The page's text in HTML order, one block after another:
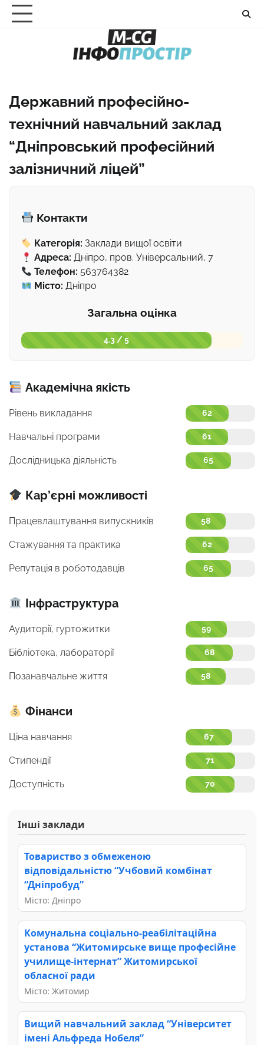
Перейти
Державний професійно-
технічний навчальний заклад
“Дніпровський професійний
залізничний ліцей”
Контакти
Категорія: Заклади вищої освіти
Адреса: Дніпро, пров. Універсальний, 7
Телефон: 563764382
Місто: Дніпро
Загальна оцінка
4.3 / 5
Академічна якість
Рівень викладання 62
Навчальні програми 61
Дослідницька діяльність 65
Кар’єрні можливості
Працевлаштування випускників 58
Стажування та практика 62
Репутація в роботодавців 65
Інфраструктура
Аудиторії, гуртожитки 59
Бібліотека, лабораторії 68
Позанавчальне життя 58
Фінанси
Ціна навчання 67
Стипендії 71
Доступність 70
Інші заклади
Товариство з обмеженою
відповідальністю “Учбовий комбінат
“Дніпробуд”
Місто: Дніпро
Комунальна соціально-реабілітаційна
установа “Житомирське вище професійне
училище-інтернат” Житомирської
обласної ради
Місто: Житомир
Вищий навчальний заклад “Університет
імені Альфреда Нобеля”